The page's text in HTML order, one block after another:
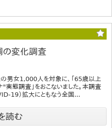
の変化調査
男女1,000人を対象に、「65歳以上
態調査」をおこないました。本調査
19）拡大にともなう全国...
読む